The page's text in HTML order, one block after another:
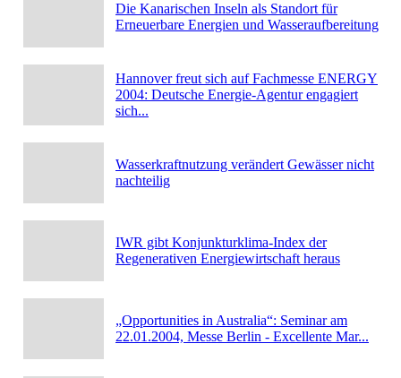
Die Kanarischen Inseln als Standort für
Erneuerbare Energien und Wasseraufbereitung
Hannover freut sich auf Fachmesse ENERGY
2004: Deutsche Energie-Agentur engagiert
sich...
Wasserkraftnutzung verändert Gewässer nicht
nachteilig
IWR gibt Konjunkturklima-Index der
Regenerativen Energiewirtschaft heraus
„Opportunities in Australia“: Seminar am
22.01.2004, Messe Berlin - Excellente Mar...